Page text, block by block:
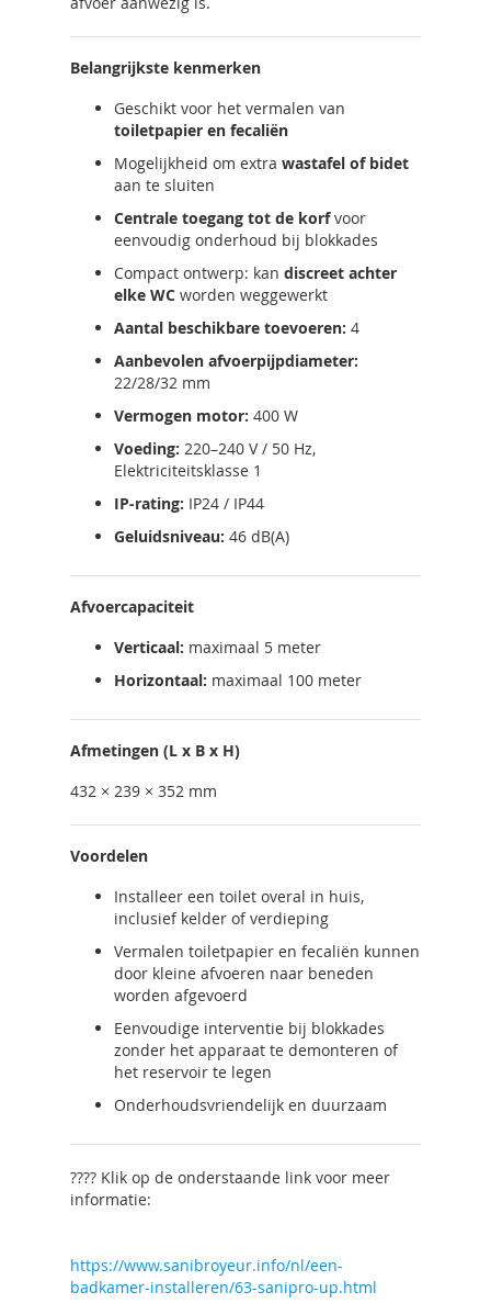
Belangrijkste kenmerken
Geschikt voor het vermalen van
toiletpapier en fecaliën
Mogelijkheid om extra wastafel of bidet
aan te sluiten
Centrale toegang tot de korfvoor
eenvoudig onderhoud bij blokkades
Compact ontwerp: kan discreet achter
elke WC worden weggewerkt
Aantal beschikbare toevoeren: 4
Aanbevolen afvoerpijpdiameter:
22/28/32 mm
Vermogen motor: 400 W
Voeding: 220–240 V / 50 Hz,
Elektriciteitsklasse 1
IP-rating: IP24 / IP44
Geluidsniveau: 46 dB(A)
Afvoercapaciteit
Verticaal: maximaal 5 meter
Horizontaal: maximaal 100 meter
Afmetingen (L x B x H)
432 × 239 × 352 mm
Voordelen
Installeer een toilet overal in huis,
inclusief kelder of verdieping
Vermalen toiletpapier en fecaliën kunnen
door kleine afvoeren naar beneden
worden afgevoerd
Eenvoudige interventie bij blokkades
zonder het apparaat te demonteren of
het reservoir te legen
Onderhoudsvriendelijk en duurzaam
???? Klik op de onderstaande link voor meer
informatie:
https://www.sanibroyeur.info/nl/een-
badkamer-installeren/63-sanipro-up.html